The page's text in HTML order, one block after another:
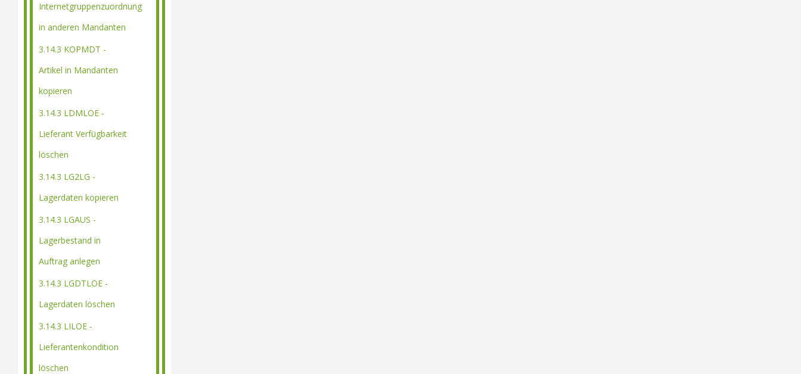
Internetgruppenzuordnung
in anderen Mandanten
3.14.3 KOPMDT -
Artikel in Mandanten
kopieren
3.14.3 LDMLOE -
Lieferant Verfügbarkeit
löschen
3.14.3 LG2LG -
Lagerdaten kopieren
3.14.3 LGAUS -
Lagerbestand in
Auftrag anlegen
3.14.3 LGDTLOE -
Lagerdaten löschen
3.14.3 LILOE -
Lieferantenkondition
löschen